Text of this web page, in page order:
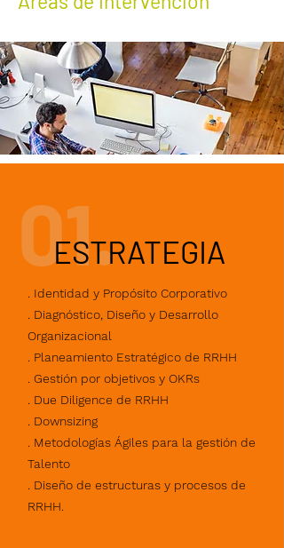
01.
ESTRATEGIA
. Identidad y Propósito Corporativo
. Diagnóstico, Diseño y Desarrollo
Organizacional
. Planeamiento Estratégico de RRHH
. Gestión por objetivos y OKRs
. Due Diligence de RRHH
. Downsizing
. Metodologías Ágiles para la gestión de
Talento
. Diseño de estructuras y procesos de
RRHH.